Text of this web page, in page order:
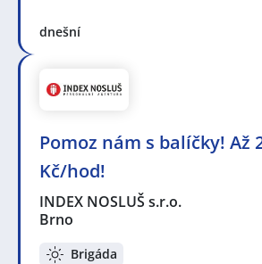
dnešní
Pomoz nám s balíčky! Až
Kč/hod!
INDEX NOSLUŠ s.r.o.
Brno
Brigáda